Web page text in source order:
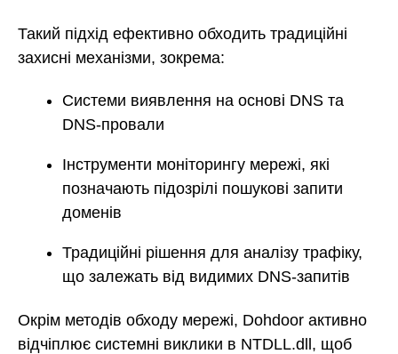
Такий підхід ефективно обходить традиційні
захисні механізми, зокрема:
Системи виявлення на основі DNS та
DNS-провали
Інструменти моніторингу мережі, які
позначають підозрілі пошукові запити
доменів
Традиційні рішення для аналізу трафіку,
що залежать від видимих DNS-запитів
Окрім методів обходу мережі, Dohdoor активно
відчіплює системні виклики в NTDLL.dll, щоб